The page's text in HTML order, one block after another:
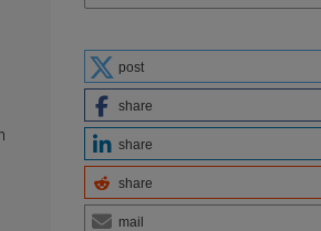
post
share
share
share
mail